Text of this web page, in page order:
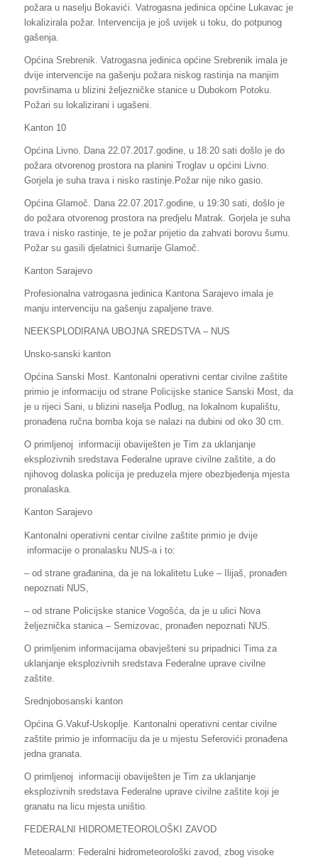
požara u naselju Bokavići. Vatrogasna jedinica općine Lukavac je
lokalizirala požar. Intervencija je još uvijek u toku, do potpunog
gašenja.
Općina Srebrenik. Vatrogasna jedinica općine Srebrenik imala je
dvije intervencije na gašenju požara niskog rastinja na manjim
površinama u blizini željezničke stanice u Dubokom Potoku.
Požari su lokalizirani i ugašeni.
Kanton 10
Općina Livno. Dana 22.07.2017.godine, u 18:20 sati došlo je do
požara otvorenog prostora na planini Troglav u općini Livno.
Gorjela je suha trava i nisko rastinje.Požar nije niko gasio.
Općina Glamoč. Dana 22.07.2017.godine, u 19:30 sati, došlo je
do požara otvorenog prostora na predjelu Matrak. Gorjela je suha
trava i nisko rastinje, te je požar prijetio da zahvati borovu šumu.
Požar su gasili djelatnici šumarije Glamoč.
Kanton Sarajevo
Profesionalna vatrogasna jedinica Kantona Sarajevo imala je
manju intervenciju na gašenju zapaljene trave.
NEEKSPLODIRANA UBOJNA SREDSTVA – NUS
Unsko-sanski kanton
Općina Sanski Most. Kantonalni operativni centar civilne zaštite
primio je informaciju od strane Policijske stanice Sanski Most, da
je u rijeci Sani, u blizini naselja Podlug, na lokalnom kupalištu,
pronađena ručna bomba koja se nalazi na dubini od oko 30 cm.
O primljenoj informaciji obaviješten je Tim za uklanjanje
eksplozivnih sredstava Federalne uprave civilne zaštite, a do
njihovog dolaska policija je preduzela mjere obezbjeđenja mjesta
pronalaska.
Kanton Sarajevo
Kantonalni operativni centar civilne zaštite primio je dvije
informacije o pronalasku NUS-a i to:
– od strane građanina, da je na lokalitetu Luke – Ilijaš, pronađen
nepoznati NUS,
– od strane Policijske stanice Vogošća, da je u ulici Nova
željeznička stanica – Semizovac, pronađen nepoznati NUS.
O primljenim informacijama obavješteni su pripadnici Tima za
uklanjanje eksplozivnih sredstava Federalne uprave civilne
zaštite.
Srednjobosanski kanton
Općina G.Vakuf-Uskoplje. Kantonalni operativni centar civilne
zaštite primio je informaciju da je u mjestu Seferovići pronađena
jedna granata.
O primljenoj informaciji obaviješten je Tim za uklanjanje
eksplozivnih sredstava Federalne uprave civilne zaštite koji je
granatu na licu mjesta uništio.
FEDERALNI HIDROMETEOROLOŠKI ZAVOD
Meteoalarm: Federalni hidrometeorološki zavod, zbog visoke